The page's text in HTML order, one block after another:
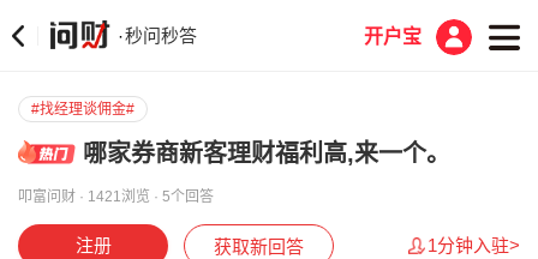
·秒问秒答 开户宝
#找经理谈佣金#
哪家券商新客理财福利高,来一个。
叩富问财 · 1421浏览 · 5个回答
注册 获取新回答 1分钟入驻>